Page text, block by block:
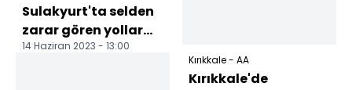
Sulakyurt'ta selden
zarar gören yollar
onarılıyor
14 Haziran 2023 - 13:00
Kırıkkale - AA
Kırıkkale'de